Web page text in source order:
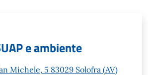
e ambiente
Michele, 5 83029 Solofra (AV)